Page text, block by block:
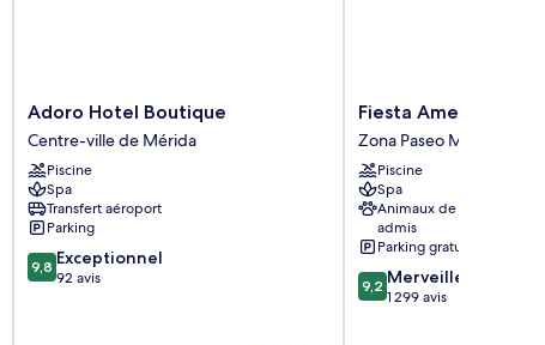
Adoro
Hotel
Boutique
Centre-
ville
de
Mérida
Adoro Hotel Boutique
Centre-ville de Mérida
Piscine
Spa
Transfert aéroport
Parking
9.8
sur
9,8 Exceptionnel
92 avis
Fiesta
Americana
-
Merida
Zona
Paseo
Montejo
Fiesta Americana -
Zona Paseo Montejo
Piscine
Spa
Animaux de compagnie
admis
Parking gratuit
9.2
sur
9,2 Merveilleux
1 299 avis